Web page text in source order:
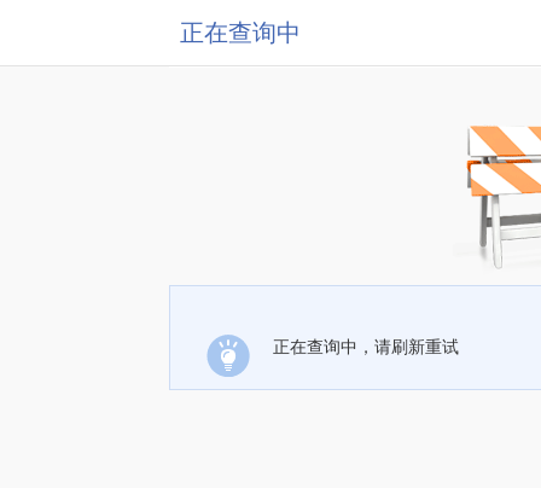
正在查询中
正在查询中，请刷新重试